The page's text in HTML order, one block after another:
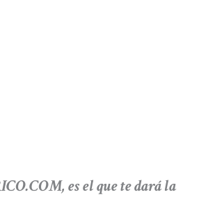
es el que te dará la